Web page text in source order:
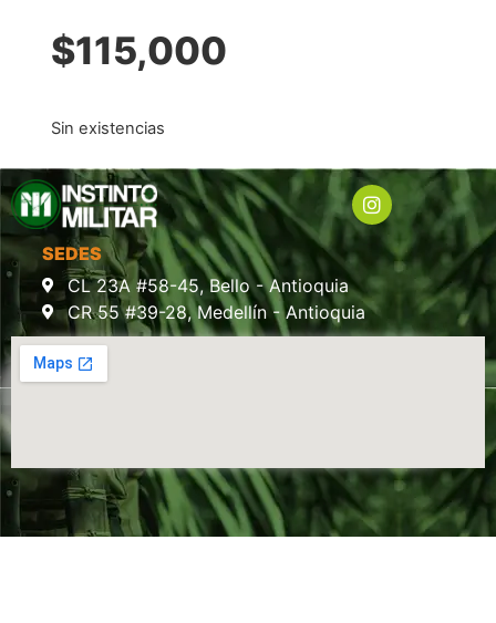
$115,000
Sin existencias
SEDES
CL 23A #58-45, Bello - Antioquia
CR 55 #39-28, Medellín - Antioquia